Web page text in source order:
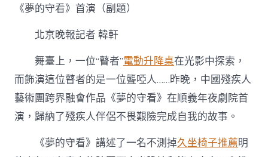
家”〉
中
《夢的守看》首演（副題）
北京晚報記者 韓軒
舞臺上，一位“瞽者”電動升降桌在光影中探索，
而飾演這位瞽者的是一位聾啞人……昨晚，中國殘疾人
藝術團跨界融會作品《夢的守看》在順義年夜劇院首
演，歸納了殘疾人伴侶不畏艱險完成自我的故事。
《夢的守看》講述了一名不測掉久坐椅子推薦明